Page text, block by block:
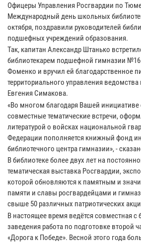
Офицеры Управления Росгвардии по
Международный день школьных
октября, поздравили руководителей
подшефных учреждений образования.
Так, капитан Александр Штанько
библиотекарем подшефной гимназии
Фоменко и вручил ей благодарственное
территориального управления
Евгения Симакова.
«Во многом благодаря Вашей
совместные тематические встречи,
литературой о войсках национальной
Федерации пополняется книжный фонд
библиотечного центра гимназии», -
В библиотеке более двух лет на
тематическая выставка Росгвардии,
которой обновляются к памятным и
памяти и славы росгвардейцами и
свыше 50 различных патриотических
В настоящее время ведётся совместная с
заведения работа по подготовке второй
«Дорога к Победе». Весной этого года